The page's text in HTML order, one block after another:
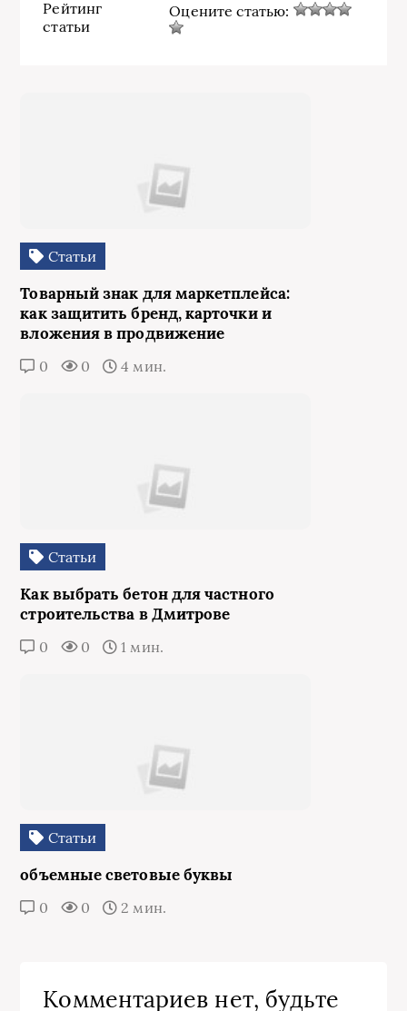
Рейтинг
статьи
Оцените статью:
Статьи
Товарный знак для маркетплейса:
как защитить бренд, карточки и
вложения в продвижение
0 0 4 мин.
Статьи
Как выбрать бетон для частного
строительства в Дмитрове
0 0 1 мин.
Статьи
объемные световые буквы
0 0 2 мин.
Комментариев нет, будьте